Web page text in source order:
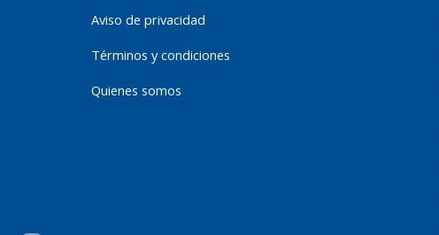
Aviso de privacidad
Términos y condiciones
Quienes somos